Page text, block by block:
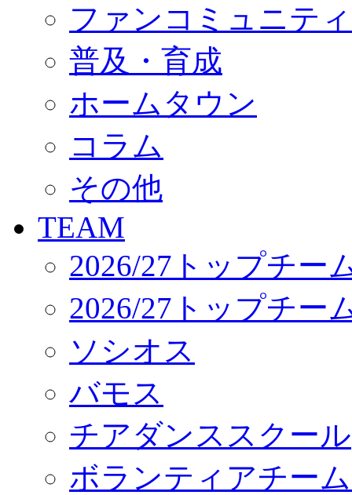
コーチ&スタッフ
ジュニア
ジュニアユース
ユース
練習拠点（ナラディーア）
SCHOOL
CLUB
パートナー募集
クラブ理念
サステナビリティ
Web制作支援
応援プロジェクト
ファンコミュニティ
普及・育成
ホームタウン
コラム
その他
TEAM
2026/27トップチー
2026/27トップチー
ソシオス
バモス
チアダンススクール
ボランティアチー